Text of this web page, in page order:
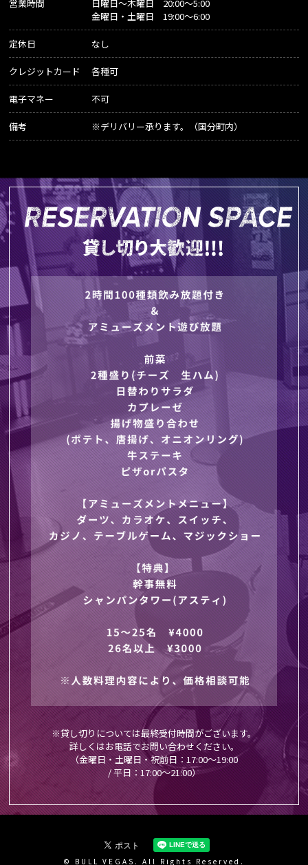
営業時間
日曜日～木曜日 20:00～5:00
金曜日・土曜日 19:00～6:00
定休日 なし
クレジットカード 各種可
電子マネー 不可
備考 ※デリバリー承ります。（国分町内）
※貸し切りについては最終受付時間がございます。
詳しくはお電話でお問い合わせください。
（金曜日・土曜日・祝前日：17:00～19:00
/ 平日：17:00～21:00）
© BULL VEGAS. All Rights Reserved.